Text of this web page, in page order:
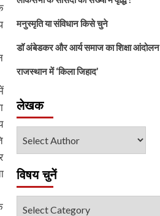
मनुस्मृति या संविधान किसे चुने
डॉ अंबेडकर और आर्य समाज का शिक्षा आंदोलन
राजस्थान में ‘किला जिहाद’
लेखक
विषय चुनें